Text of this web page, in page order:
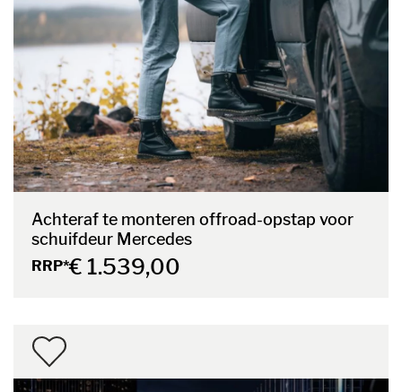
Achteraf te monteren offroad-opstap voor
schuifdeur Mercedes
RRP*€ 1.539,00